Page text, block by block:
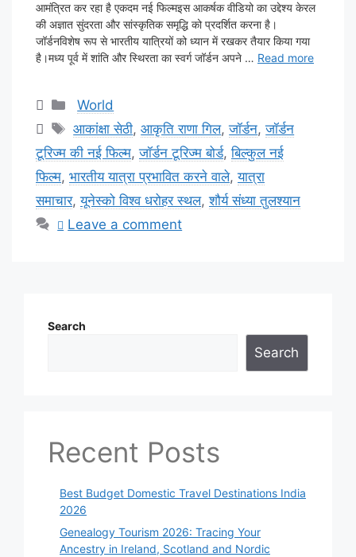
आमंत्रित कर रहा है एकदम नई फिल्मइस आकर्षक वीडियो का उद्देश्य केरल
की अज्ञात सुंदरता और सांस्कृतिक समृद्धि को प्रदर्शित करना है।
जॉर्डनविशेष रूप से भारतीय यात्रियों को ध्यान में रखकर तैयार किया गया
है।मध्य पूर्व में शांति और स्थिरता का स्वर्ग जॉर्डन अपने … Read more
Categories
World
Tags
आकांक्षा सेठी,आकृति राणा गिल,जॉर्डन,जॉर्डन
टूरिज्म की नई फिल्म,जॉर्डन टूरिज्म बोर्ड,बिल्कुल नई
फिल्म, भारतीय यात्रा प्रभावित करने वाले,यात्रा
समाचार,यूनेस्को विश्व धरोहर स्थल,शौर्य संध्या तुलश्यान
Leave a comment
Search
Search
Recent Posts
Best Budget Domestic Travel Destinations India
2026
Genealogy Tourism 2026: Tracing Your
Ancestry in Ireland, Scotland and Nordic